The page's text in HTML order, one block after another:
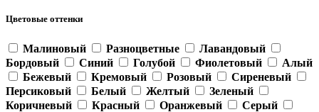
Цветовые оттенки
Малиновый Разноцветные
Лавандовый
Бордовый
Синий Голубой Фиолетовый
Алый
Бежевый
Кремовый Розовый
Сиреневый
Персиковый
Белый Желтый
Зеленый
Коричневый
Красный Оранжевый
Серый